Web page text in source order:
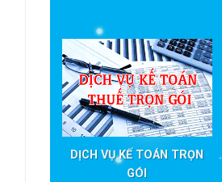
DỊCH VỤ KẾ TOÁN TRỌN
GÓI